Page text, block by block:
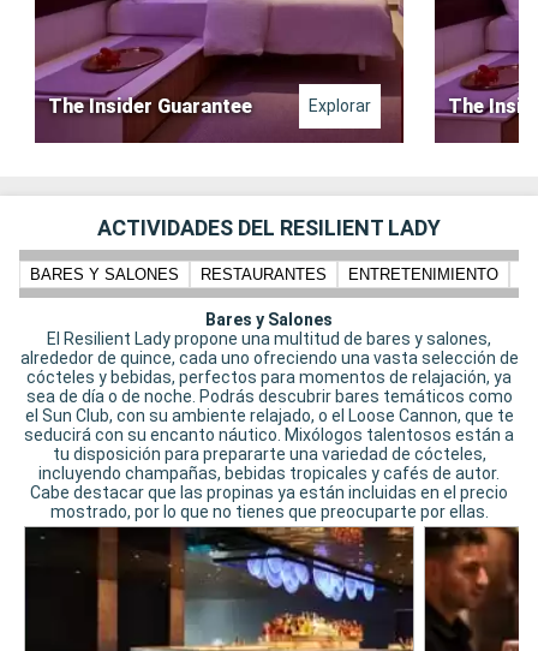
The Insider Guarantee Explorar The
ACTIVIDADES DEL RESILIENT LADY
BARES Y SALONES RESTAURANTES ENTRETENIMIENTO
Bares y Salones
El Resilient Lady propone una multitud de bares y salones,
alrededor de quince, cada uno ofreciendo una vasta selección de
cócteles y bebidas, perfectos para momentos de relajación, ya
sea de día o de noche. Podrás descubrir bares temáticos como
el Sun Club, con su ambiente relajado, o el Loose Cannon, que te
seducirá con su encanto náutico. Mixólogos talentosos están a
tu disposición para prepararte una variedad de cócteles,
incluyendo champañas, bebidas tropicales y cafés de autor.
Cabe destacar que las propinas ya están incluidas en el precio
mostrado, por lo que no tienes que preocuparte por ellas.